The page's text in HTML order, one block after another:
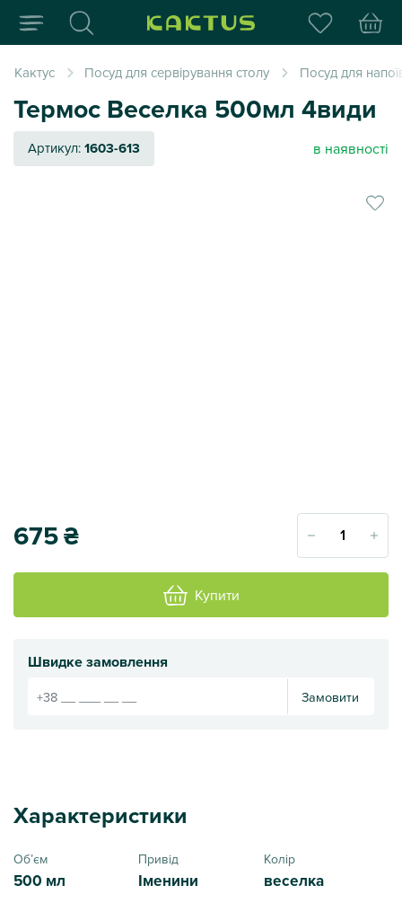
Інтернет-магазин
Кактус Посуд для сервірування столу Посуд для
Термос Веселка 500мл 4види
Артикул:1603-613 в наявності
675₴
Купити
Швидке замовлення
Замовити
Характеристики
Обʼєм
500 мл
Привід
Іменини
Колір
веселка